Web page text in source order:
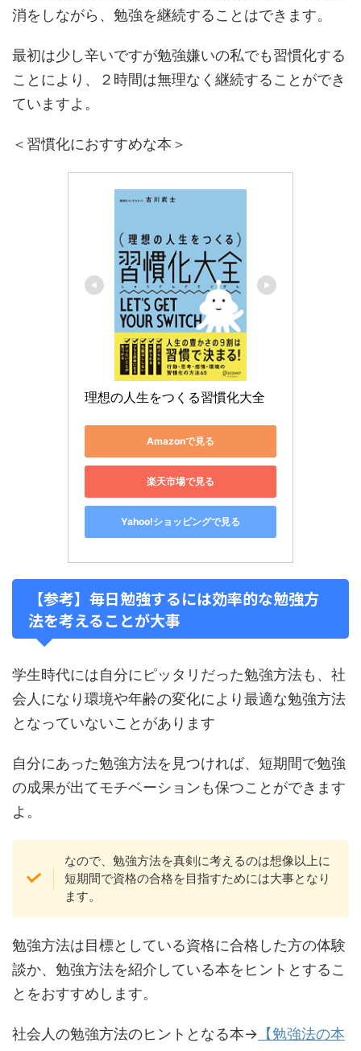
消をしながら、勉強を継続することはできます。
最初は少し辛いですが勉強嫌いの私でも習慣化する
ことにより、２時間は無理なく継続することができ
ていますよ。
＜習慣化におすすめな本＞
理想の人生をつくる習慣化大全
Amazonで見る
楽天市場で見る
Yahoo!ショッピングで見る
【参考】毎日勉強するには効率的な勉強方
法を考えることが大事
学生時代には自分にピッタリだった勉強方法も、社
会人になり環境や年齢の変化により最適な勉強方法
となっていないことがあります
自分にあった勉強方法を見つければ、短期間で勉強
の成果が出てモチベーションも保つことができます
よ。
なので、勉強方法を真剣に考えるのは想像以上に
短期間で資格の合格を目指すためには大事となり
ます。
勉強方法は目標としている資格に合格した方の体験
談か、勉強方法を紹介している本をヒントとするこ
とをおすすめします。
社会人の勉強方法のヒントとなる本→ 【勉強法の本